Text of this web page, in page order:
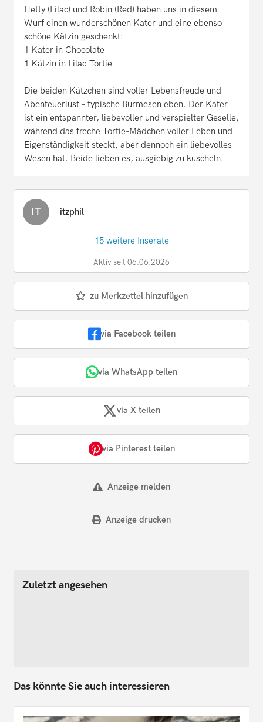
Hetty (Lilac) und Robin (Red) haben uns in diesem
Wurf einen wunderschönen Kater und eine ebenso
schöne Kätzin geschenkt:
1 Kater in Chocolate
1 Kätzin in Lilac-Tortie
Die beiden Kätzchen sind voller Lebensfreude und
Abenteuerlust – typische Burmesen eben. Der Kater
ist ein entspannter, liebevoller und verspielter Geselle,
während das freche Tortie-Mädchen voller Leben und
Eigenständigkeit steckt, aber dennoch ein liebevolles
Wesen hat. Beide lieben es, ausgiebig zu kuscheln.
IT itzphil
15 weitere Inserate
Aktiv seit 06.06.2026
zu Merkzettel hinzufügen
via Facebook teilen
via WhatsApp teilen
via X teilen
via Pinterest teilen
Anzeige melden
Anzeige drucken
Zuletzt angesehen
Das könnte Sie auch interessieren